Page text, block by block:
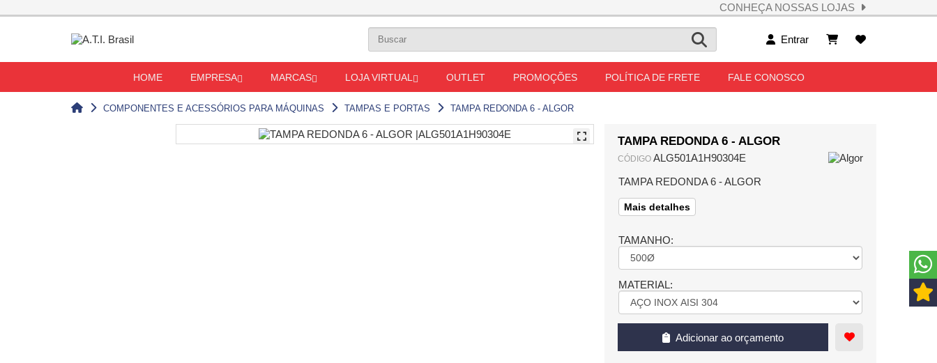
CONHEÇA NOSSAS LOJAS
Entrar
HOME EMPRESA MARCAS LOJA VIRTUAL OUTLET PROMOÇÕES POLÍTICA DE FRETE FALE CONOSCO
COMPONENTES E ACESSÓRIOS PARA MÁQUINAS TAMPAS E PORTAS TAMPA REDONDA 6 - ALGOR
TAMPA REDONDA 6 - ALGOR
CÓDIGO ALG501A1H90304E
TAMPA REDONDA 6 - ALGOR
Mais detalhes
TAMANHO:
MATERIAL:
Adicionar ao orçamento